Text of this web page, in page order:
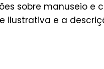
sobre manuseio e
ilustrativa e a